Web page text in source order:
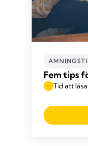
Fem tips
Tid att